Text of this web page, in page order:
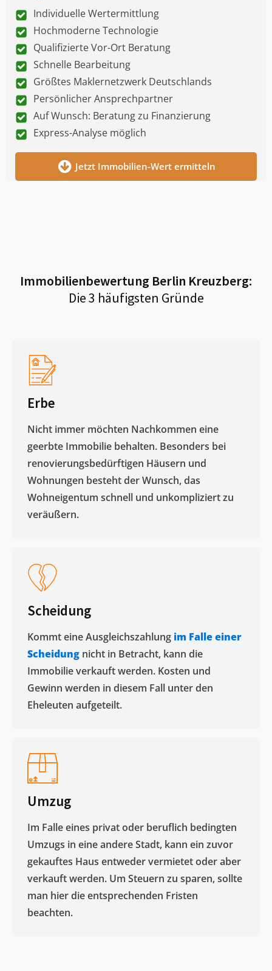
Individuelle Wertermittlung
Hochmoderne Technologie
Qualifizierte Vor-Ort Beratung
Schnelle Bearbeitung
Größtes Maklernetzwerk Deutschlands
Persönlicher Ansprechpartner
Auf Wunsch: Beratung zu Finanzierung
Express-Analyse möglich
Jetzt Immobilien-Wert ermitteln
Immobilienbewertung Berlin Kreuzberg:
Die 3 häufigsten Gründe
Erbe
Nicht immer möchten Nachkommen eine
geerbte Immobilie behalten. Besonders bei
renovierungsbedürftigen Häusern und
Wohnungen besteht der Wunsch, das
Wohneigentum schnell und unkompliziert zu
veräußern. ​
Scheidung
Kommt eine Ausgleichszahlung im Falle einer
Scheidung nicht in Betracht, kann die
Immobilie verkauft werden. Kosten und
Gewinn werden in diesem Fall unter den
Eheleuten aufgeteilt.​
Umzug
Im Falle eines privat oder beruflich bedingten
Umzugs in eine andere Stadt, kann ein zuvor
gekauftes Haus entweder vermietet oder aber
verkauft werden. Um Steuern zu sparen, sollte
man hier die entsprechenden Fristen
beachten.